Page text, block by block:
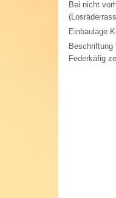
Bei nicht
Einbaulage
Beschriftung
Federkäfig